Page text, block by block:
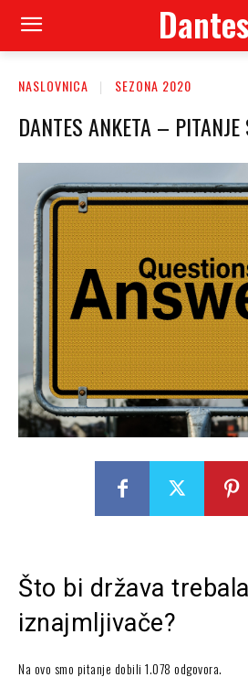
Dantes
NASLOVNICA SEZONA 2020
DANTES ANKETA –
Što bi država
iznajmljivače?
Na ovo smo pitanje dobili 1.078 odgovora.